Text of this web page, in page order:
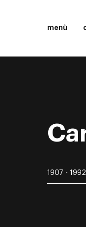
menù
1907 - 1992